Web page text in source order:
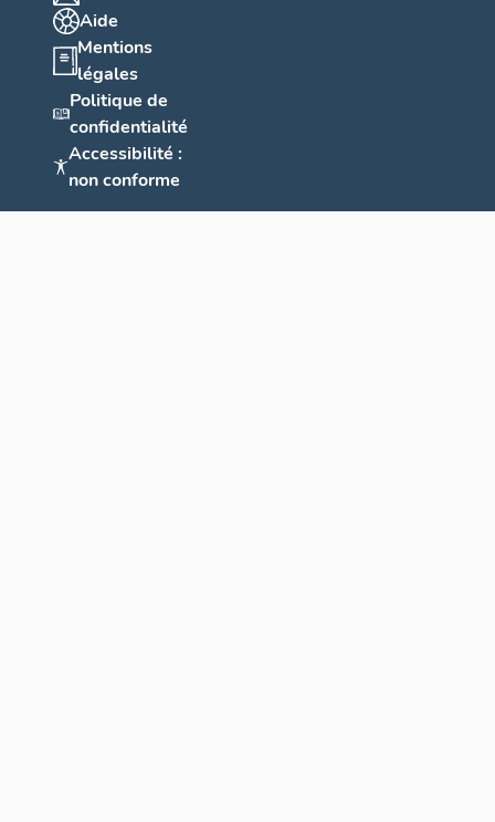
Aide
Mentions
légales
Politique de
confidentialité
Accessibilité :
non conforme